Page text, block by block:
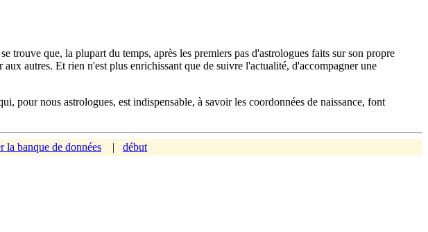
trouve que, la plupart du temps, après les premiers pas d'astrologues faits sur son propre
autres. Et rien n'est plus enrichissant que de suivre l'actualité, d'accompagner une
pour nous astrologues, est indispensable, à savoir les coordonnées de naissance, font
la banque de données | début